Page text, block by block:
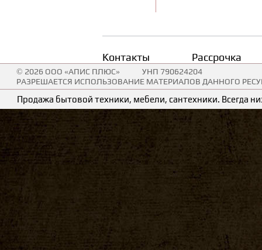
Контакты Рассрочка
© 2026 ООО «АПИС ПЛЮС»
УНП 790624204
РАЗРЕШАЕТСЯ ИСПОЛЬЗОВАНИЕ МАТЕРИАЛОВ ДАННОГО
Продажа бытовой техники, мебели, сантехники. Всегда